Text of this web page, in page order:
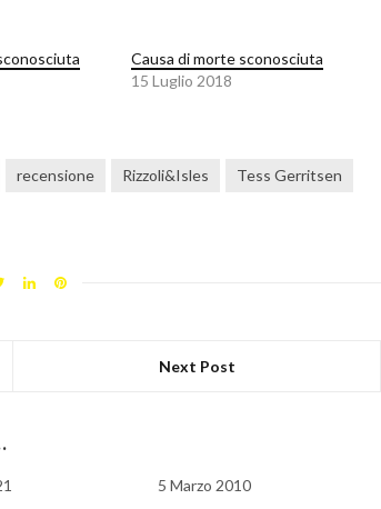
Causa di morte sconosciuta
15 Luglio 2018
recensione Rizzoli&Isles
Tess Gerritsen
Next Post
5 Marzo 2010